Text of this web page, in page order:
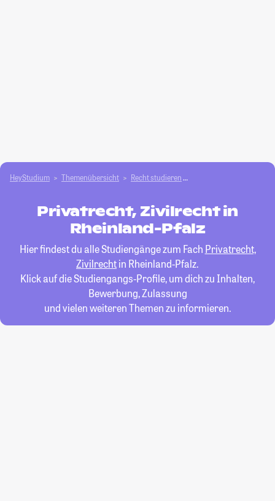
HeyStudium Themenübersicht Recht studieren
Privatrecht, Zivilrecht in
Rheinland-Pfalz
Hier findest du alle Studiengänge zum Fach Privatrecht,
Zivilrechtin Rheinland-Pfalz.
Klick auf die Studiengangs-Profile, um dich zu Inhalten,
Bewerbung, Zulassung
und vielen weiteren Themen zu informieren.